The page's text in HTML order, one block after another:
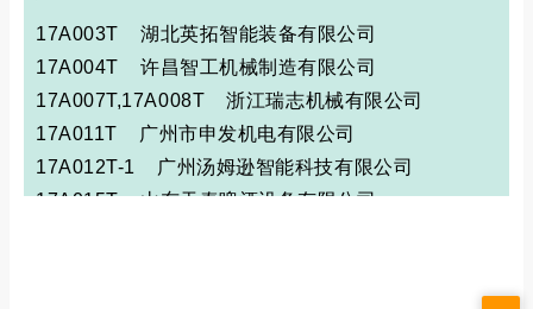
17A003T 湖北英拓智能装备有限公司
17A004T 许昌智工机械制造有限公司
17A007T,17A008T 浙江瑞志机械有限公司
17A011T 广州市申发机电有限公司
17A012T-1 广州汤姆逊智能科技有限公司
17A015T 山东天泰啤酒设备有限公司